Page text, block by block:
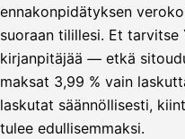
ennakonpidätyksen
suoraan tilillesi. Et
kirjanpitäjää — etkä
maksat 3,99 % vain
laskutat säännöllisesti,
tulee edullisemmaksi.